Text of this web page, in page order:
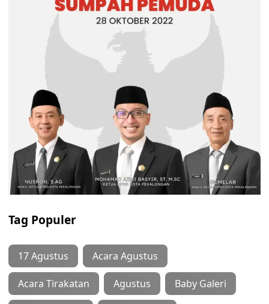
Tag Populer
17 Agustus Acara Agustus
Acara Tirakatan Agustus Baby Galeri